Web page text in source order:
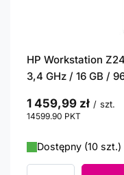
HP Workstation
3,4 GHz / 16 GB /
1 459,99 zł / szt.
14599.90 PKT
Dostępny (10 szt.)